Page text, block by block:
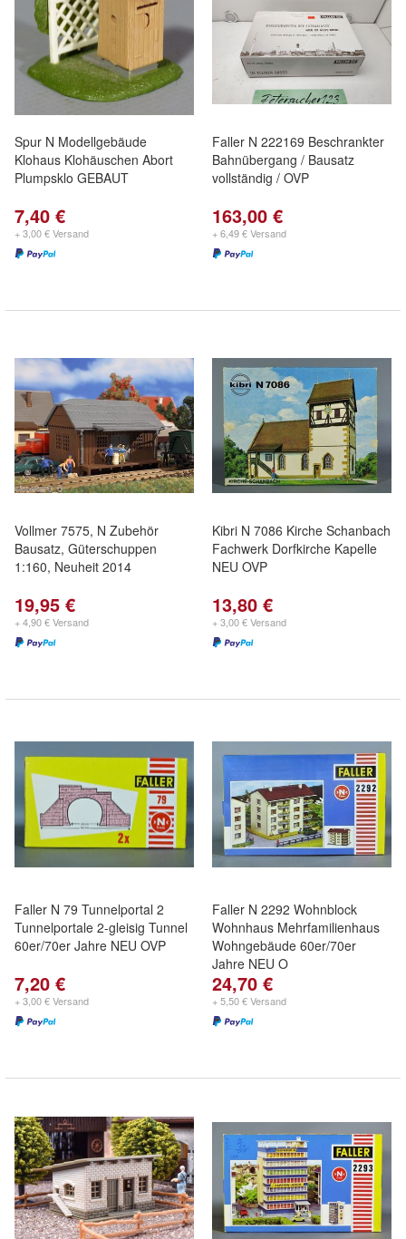
Spur N Modellgebäude
Klohaus Klohäuschen Abort
Plumpsklo GEBAUT
7,40 €
+ 3,00 € Versand
Faller N 222169 Beschrankter
Bahnübergang / Bausatz
vollständig / OVP
163,00 €
+ 6,49 € Versand
Vollmer 7575, N Zubehör
Bausatz, Güterschuppen
1:160, Neuheit 2014
19,95 €
+ 4,90 € Versand
Kibri N 7086 Kirche Schanbach
Fachwerk Dorfkirche Kapelle
NEU OVP
13,80 €
+ 3,00 € Versand
Faller N 79 Tunnelportal 2
Tunnelportale 2-gleisig Tunnel
60er/70er Jahre NEU OVP
7,20 €
+ 3,00 € Versand
Faller N 2292 Wohnblock
Wohnhaus Mehrfamilienhaus
Wohngebäude 60er/70er
Jahre NEU O
24,70 €
+ 5,50 € Versand